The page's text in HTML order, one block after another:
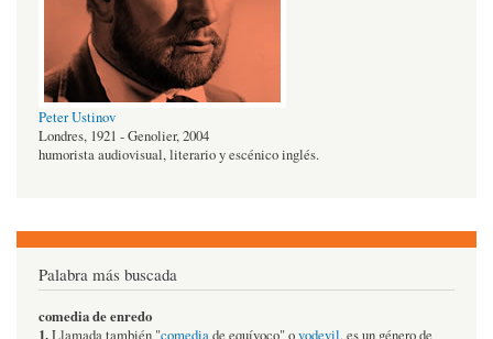
Peter Ustinov
Londres, 1921 - Genolier, 2004
humorista audiovisual, literario y escénico inglés.
Palabra más buscada
comedia de enredo
1.Llamada también "comedia de equívoco" ovodevil, es un género de